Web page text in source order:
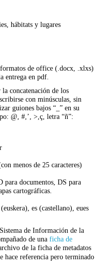
hábitats y lugares
de office (.docx, .xlxs)
entrega en pdf.
concatenación de los
con minúsculas, sin
guiones bajos “_” en su
@, #,’, >,ç, letra “ñ”:
menos de 25 caracteres)
documentos, DS para
cartográficas.
es (castellano), eues
de Información de la
de una ficha de
de la ficha de metadatos
hace referencia pero terminado